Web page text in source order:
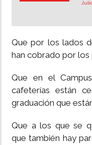
Que por los lados
han cobrado por
Que en el
cafeterías están
graduación que
Que a los que se
que también hay